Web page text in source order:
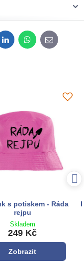
LinkedInWhatsApp
E-
mail
s potiskem - Ráda
rejpu
Skladem
249 Kč
Zobrazit